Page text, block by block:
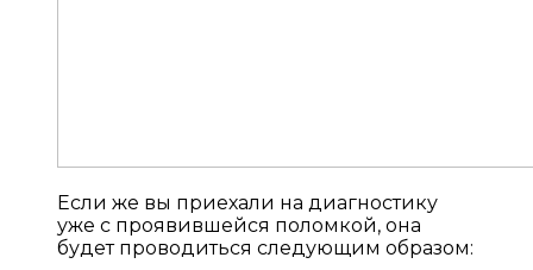
Если же вы приехали на диагностику
уже с проявившейся поломкой, она
будет проводиться следующим образом: